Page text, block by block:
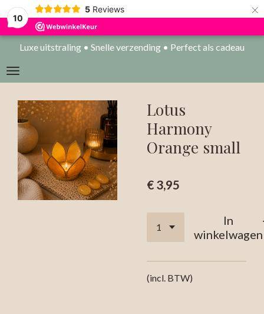
10
5 Reviews ×
Luxe uitstraling • Snelle verzending • Perfect als cadeau
Lotus
Harmony
Orange small
€ 3,95
In
winkelwagen
(incl. BTW)